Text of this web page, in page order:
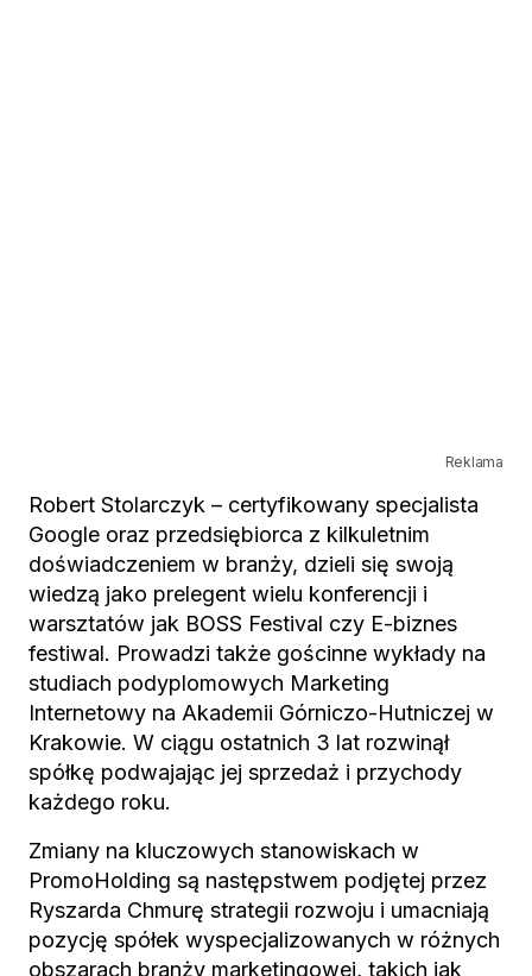
Reklama
Robert Stolarczyk – certyfikowany specjalista
Google oraz przedsiębiorca z kilkuletnim
doświadczeniem w branży, dzieli się swoją
wiedzą jako prelegent wielu konferencji i
warsztatów jak BOSS Festival czy E-biznes
festiwal. Prowadzi także gościnne wykłady na
studiach podyplomowych Marketing
Internetowy na Akademii Górniczo-Hutniczej w
Krakowie. W ciągu ostatnich 3 lat rozwinął
spółkę podwajając jej sprzedaż i przychody
każdego roku.
Zmiany na kluczowych stanowiskach w
PromoHolding są następstwem podjętej przez
Ryszarda Chmurę strategii rozwoju i umacniają
pozycję spółek wyspecjalizowanych w różnych
obszarach branży marketingowej, takich jak